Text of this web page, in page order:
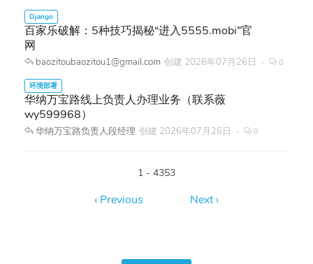
百家乐破解：5种技巧揭秘“进入5555.mobi”官
网
baozitoubaozitou1@gmail.com 创建 2026年07月26日 0
华纳万宝路线上负责人办理业务（联系薇
wy599968）
华纳万宝路负责人段经理 创建 2026年07月26日 0
1 - 4353